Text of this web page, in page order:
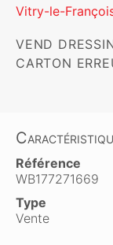
Vitry-le-
VEND
CARTON
Référence
WB177271669
Type
Vente